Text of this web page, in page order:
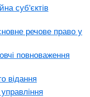
суб'єктів
речове право у
повноваження
відання